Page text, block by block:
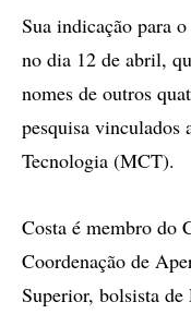
Sua indicação para
no dia 12 de abril,
nomes de outros
pesquisa
Tecnologia (MCT).
Costa é membro do
Coordenação de
Superior, bolsista